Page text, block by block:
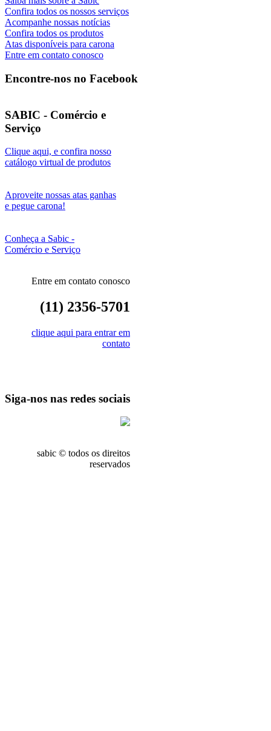
Confira todos os nossos serviços
Acompanhe nossas notícias
Confira todos os produtos
Atas disponíveis para carona
Entre em contato conosco
Encontre-nos no Facebook
SABIC - Comércio e
Serviço
Clique aqui, e confira nosso
catálogo virtual de produtos
Aproveite nossas atas ganhas
e pegue carona!
Conheça a Sabic -
Comércio e Serviço
Entre em contato conosco
(11) 2356-5701
clique aqui para entrar em
contato
Siga-nos nas redes sociais
sabic © todos os direitos
reservados